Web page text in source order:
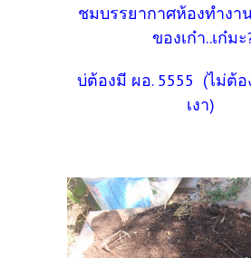
ชมบรรยากาศห้องทำงา
ของเก๋า..เก๋มะ
บ่ต้องมี ผอ. 5555 (ไม่ต้อ
เงา)